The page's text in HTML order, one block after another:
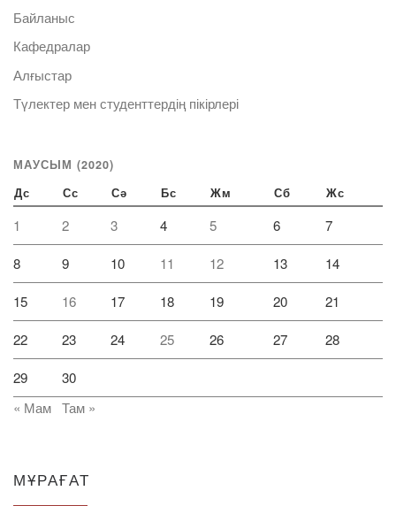
Байланыс
Кафедралар
Алғыстар
Түлектер мен студенттердің пікірлері
МАУСЫМ (2020)
Дс Сс Сә Бс Жм Сб Жс
1 2 3 4 5 6 7
8 9 10 11 12 13 14
15 16 17 18 19 20 21
22 23 24 25 26 27 28
29
30
« Мам Там »
МҰРАҒАТ